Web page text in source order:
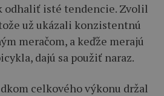
odhaliť isté tendencie. Zvolil
už ukázali konzistentnú
meračom, a keďže merajú
dajú sa použiť naraz.
celkového výkonu držal